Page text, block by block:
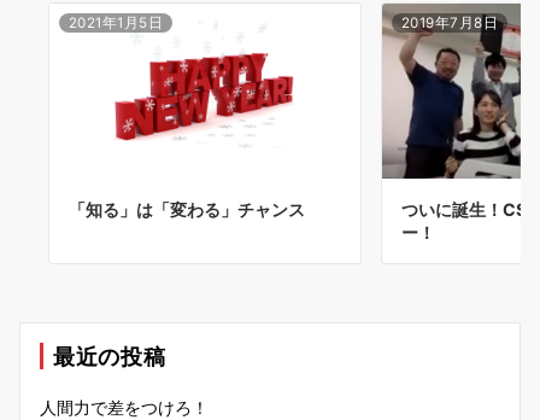
2021年1月5日
「知る」は「変わる」チャンス
2019年7月8日
ついに誕生！
ー！
最近の投稿
人間力で差をつけろ！